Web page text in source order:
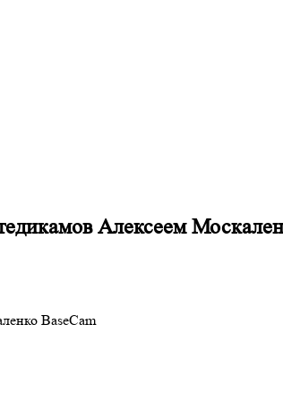
Алексеем
BaseCam